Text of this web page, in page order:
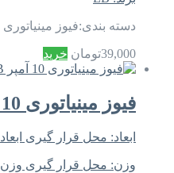
دسته بندی:فیوز مینیاتوری
39,000تومان خرید
فیوز مینیاتوری 10 آمپر LB – تیپ B
ابعاد: محل قرار گیری ابعاد
وزن: محل قرار گیری وزن